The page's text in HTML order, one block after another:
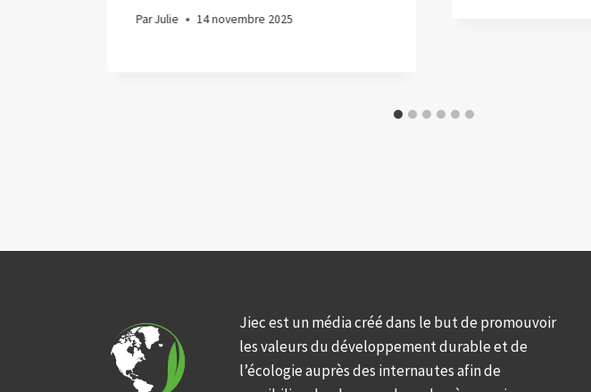
ParJulie 14 novembre 2025
Jiec est un média créé dans le but de promouvoir
les valeurs du développement durable et de
l’écologie auprès des internautes afin de